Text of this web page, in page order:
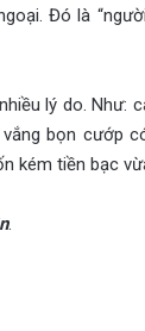
Đó là
nhiều lý do.
bọn cướp
kém tiền bạc
.